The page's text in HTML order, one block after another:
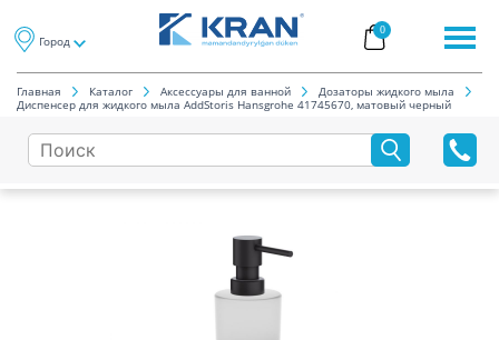
Город
0
Главная Каталог Аксессуары для ванной
Дозаторы жидкого мыла
Диспенсер для жидкого мыла AddStoris Hansgrohe 41745670, матовый черный